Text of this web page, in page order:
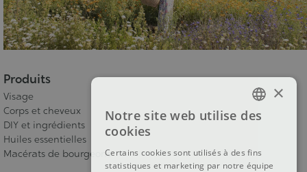
Produits
Visage
Corps et cheveux
DIY et ingrédients
Huiles essentielles
Macérats de bourgeons
FRENCH
ENGLISH
×
Notre site web utilise des
cookies
Certains cookies sont utilisés à des fins
statistiques et marketing par notre équipe